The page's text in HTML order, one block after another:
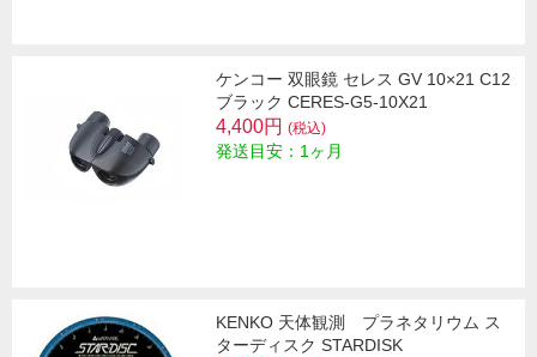
ケンコー 双眼鏡 セレス GV 10×21 C12
ブラック CERES-G5-10X21
4,400円 (税込)
発送目安：1ヶ月
KENKO 天体観測 プラネタリウム ス
ターディスク STARDISK